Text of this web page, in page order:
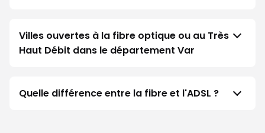
Villes ouvertes à la fibre optique ou au Très
Haut Débit dans le département Var
Quelle différence entre la fibre et l'ADSL ?